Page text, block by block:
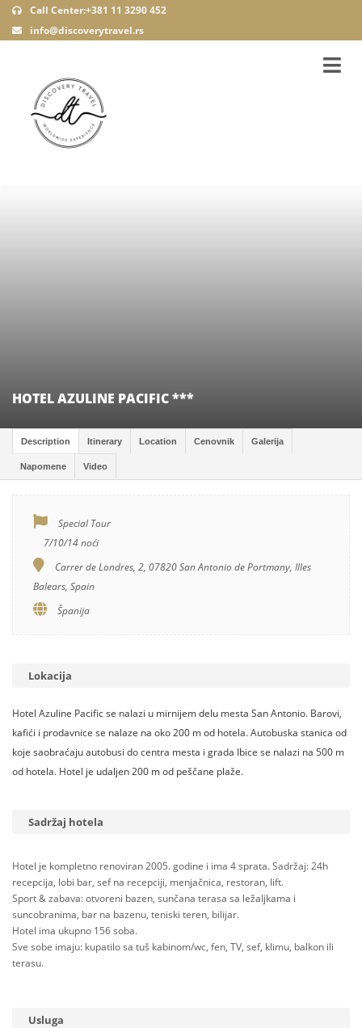
Call Center:+381 11 3290 452
info@discoverytravel.rs
HOTEL AZULINE PACIFIC ***
Description Itinerary Location Cenovnik Galerija
Napomene Video
Special Tour
7/10/14 noći
Carrer de Londres, 2, 07820 San Antonio de Portmany, Illes
Balears, Spain
Španija
Lokacija
Hotel Azuline Pacific se nalazi u mirnijem delu mesta San Antonio. Barovi,
kafići i prodavnice se nalaze na oko 200 m od hotela. Autobuska stanica od
koje saobraćaju autobusi do centra mesta i grada Ibice se nalazi na 500 m
od hotela. Hotel je udaljen 200 m od peščane plaže.
Sadržaj hotela
Hotel je kompletno renoviran 2005. godine i ima 4 sprata. Sadržaj: 24h
recepcija, lobi bar, sef na recepciji, menjačnica, restoran, lift.
Sport & zabava: otvoreni bazen, sunčana terasa sa ležaljkama i
suncobranima, bar na bazenu, teniski teren, bilijar.
Hotel ima ukupno 156 soba.
Sve sobe imaju: kupatilo sa tuš kabinom/wc, fen, TV, sef, klimu, balkon ili
terasu.
Usluga